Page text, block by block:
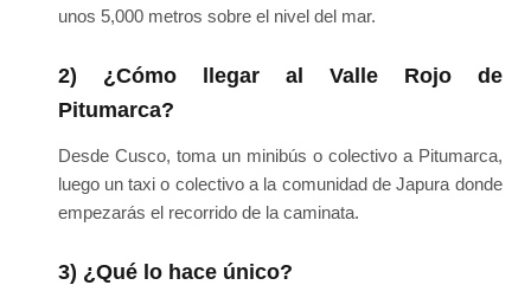
unos 5,000 metros sobre el nivel del mar.
2) ¿Cómo llegar al Valle Rojo de
Pitumarca?
Desde Cusco, toma un minibús o colectivo a Pitumarca,
luego un taxi o colectivo a la comunidad de Japura donde
empezarás el recorrido de la caminata.
3) ¿Qué lo hace único?